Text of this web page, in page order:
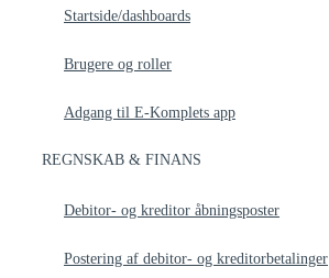
Startside/dashboards
Brugere og roller
Adgang til E-Komplets app
REGNSKAB & FINANS
Debitor- og kreditor åbningsposter
Postering af debitor- og kreditorbetalinger